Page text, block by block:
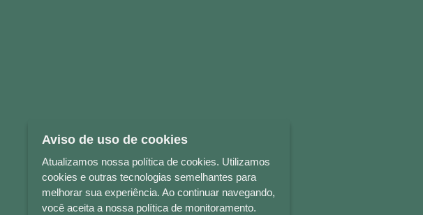
Aviso de uso de cookies
Atualizamos nossa política de cookies. Utilizamos
cookies e outras tecnologias semelhantes para
melhorar sua experiência. Ao continuar navegando,
você aceita a nossa política de monitoramento.